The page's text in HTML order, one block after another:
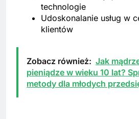
technologie
Udoskonalanie usług w
klientów
Zobacz również: Jak
pieniądze w wieku 10 lat?
metody dla młodych